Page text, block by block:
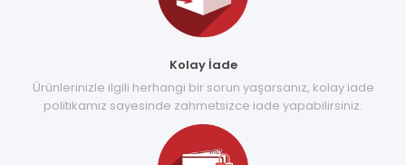
Kolay İade
Ürünlerinizle ilgili herhangi bir sorun yaşarsanız, kolay iade
politikamız sayesinde zahmetsizce iade yapabilirsiniz.